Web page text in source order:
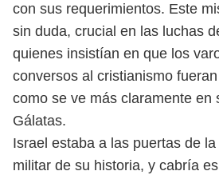
con sus requerimientos. Este
sin duda, crucial en las luchas
quienes insistían en que los
conversos al cristianismo
como se ve más claramente en
Gálatas.
Israel estaba a las puertas de
militar de su historia, y cabría